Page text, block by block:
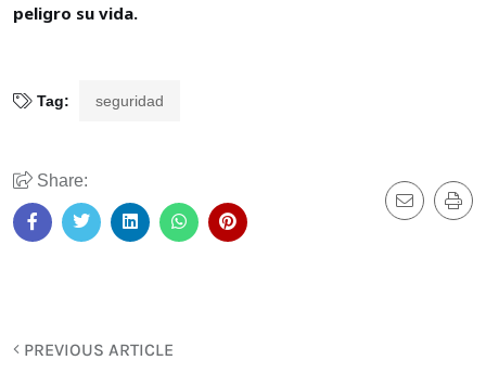
peligro su vida.
Tag: seguridad
Share:
PREVIOUS ARTICLE